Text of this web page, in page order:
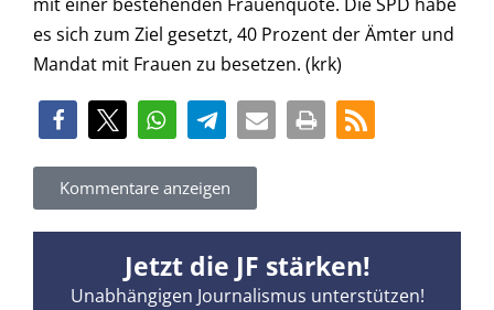
es sich zum Ziel gesetzt, 40 Prozent der Ämter und
Mandat mit Frauen zu besetzen. (krk)
Kommentare anzeigen
Jetzt die JF stärken!
Unabhängigen Journalismus unterstützen!